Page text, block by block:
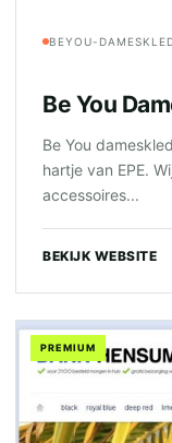
BEYOU-
Be You
Be You
hartje van EPE.
accessoires...
BEKIJK WEBSITE
PREMIUM